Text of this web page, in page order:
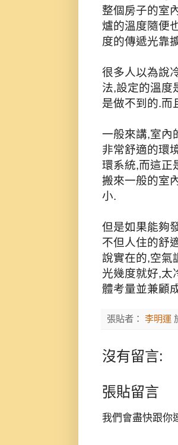
整個房子的室
爐的溫度隨便
度的傳遞光靠
很多人以為說
法,設定的溫度
是做不到的.而
一般來講,室內
非常舒適的環
環系統,而這正
搬來一般的室
小.
但是如果能夠
不但人住的舒
說實在的,空氣
光幾度就好,太
體考量並兼顧
張貼者： 李明運
沒有留言:
張貼留言
我們會盡快跟你